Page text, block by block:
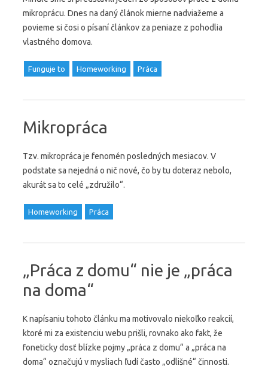
mikroprácu. Dnes na daný článok mierne nadviažeme a
povieme si čosi o písaní článkov za peniaze z pohodlia
vlastného domova.
Funguje to Homeworking Práca
Mikropráca
Tzv. mikropráca je fenomén posledných mesiacov. V
podstate sa nejedná o nič nové, čo by tu doteraz nebolo,
akurát sa to celé „združilo“.
Homeworking Práca
„Práca z domu“ nie je „práca
na doma“
K napísaniu tohoto článku ma motivovalo niekoľko reakcií,
ktoré mi za existenciu webu prišli, rovnako ako fakt, že
foneticky dosť blízke pojmy „práca z domu“ a „práca na
doma“ označujú v mysliach ľudí často „odlišné“ činnosti.